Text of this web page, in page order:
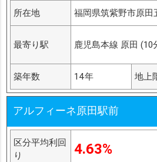
所在地 福岡県筑紫野市原田
最寄り駅 鹿児島本線 原田 (10
築年数 14年 地上
アルフィーネ原田駅前
区分平均利回
り
4.63%